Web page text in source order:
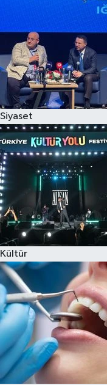
Siyaset
Kültür
Yaşam-Çevre